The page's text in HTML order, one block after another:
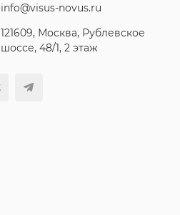
info@visus-novus.ru
121609, Москва, Рублевское
шоссе, 48/1, 2 этаж